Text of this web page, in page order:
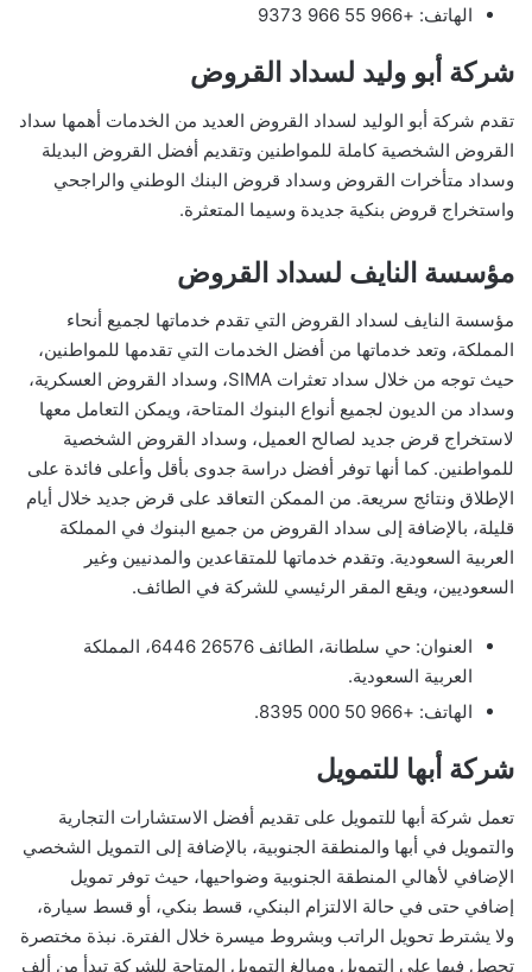
الهاتف: +966 55 966 ​​9373
شركة أبو وليد لسداد القروض
تقدم شركة أبو الوليد لسداد القروض العديد من الخدمات أهمها سداد
القروض الشخصية كاملة للمواطنين وتقديم أفضل القروض البديلة
وسداد متأخرات القروض وسداد قروض البنك الوطني والراجحي
واستخراج قروض بنكية جديدة وسيما المتعثرة.
مؤسسة النايف لسداد القروض
مؤسسة النايف لسداد القروض التي تقدم خدماتها لجميع أنحاء
المملكة، وتعد خدماتها من أفضل الخدمات التي تقدمها للمواطنين،
حيث توجه من خلال سداد تعثرات SIMA، وسداد القروض العسكرية،
وسداد من الديون لجميع أنواع البنوك المتاحة، ويمكن التعامل معها
لاستخراج قرض جديد لصالح العميل، وسداد القروض الشخصية
للمواطنين. كما أنها توفر أفضل دراسة جدوى بأقل وأعلى فائدة على
الإطلاق ونتائج سريعة. من الممكن التعاقد على قرض جديد خلال أيام
قليلة، بالإضافة إلى سداد القروض من جميع البنوك في المملكة
العربية السعودية. وتقدم خدماتها للمتقاعدين والمدنيين وغير
السعوديين، ويقع المقر الرئيسي للشركة في الطائف.
العنوان: حي سلطانة، الطائف 26576 6446، المملكة
العربية السعودية.
الهاتف: +966 50 000 8395.
شركة أبها للتمويل
تعمل شركة أبها للتمويل على تقديم أفضل الاستشارات التجارية
والتمويل في أبها والمنطقة الجنوبية، بالإضافة إلى التمويل الشخصي
الإضافي لأهالي المنطقة الجنوبية وضواحيها، حيث توفر تمويل
إضافي حتى في حالة الالتزام البنكي، قسط بنكي، أو قسط سيارة،
ولا يشترط تحويل الراتب وبشروط ميسرة خلال الفترة. نبذة مختصرة
تحصل فيها على التمويل ومبالغ التمويل المتاحة للشركة تبدأ من ألف